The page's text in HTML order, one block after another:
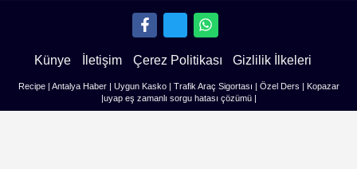
Künye İletişim Çerez Politikası Gizlilik İlkeleri
Recipe| Antalya Haber| Uygun Kasko| Trafik Araç Sigortası Özel Ders
Kopazar
uyap eş zamanlı sorgu hatası çözümü|